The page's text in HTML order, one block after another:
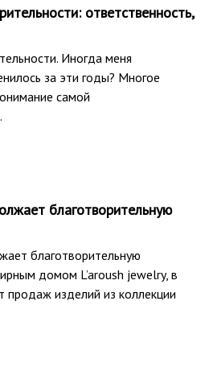
ответственность,
Иногда меня
за эти годы? Многое
самой
благотворительную
благотворительную
домом L’aroush jewelry, в
продаж изделий из коллекции